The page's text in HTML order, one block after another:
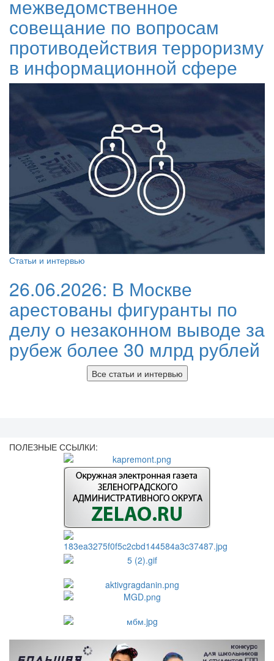
межведомственное
совещание по вопросам
противодействия терроризму
в информационной сфере
Статьи и интервью
26.06.2026: В Москве
арестованы фигуранты по
делу о незаконном выводе за
рубеж более 30 млрд рублей
Все статьи и интервью
ПОЛЕЗНЫЕ ССЫЛКИ: